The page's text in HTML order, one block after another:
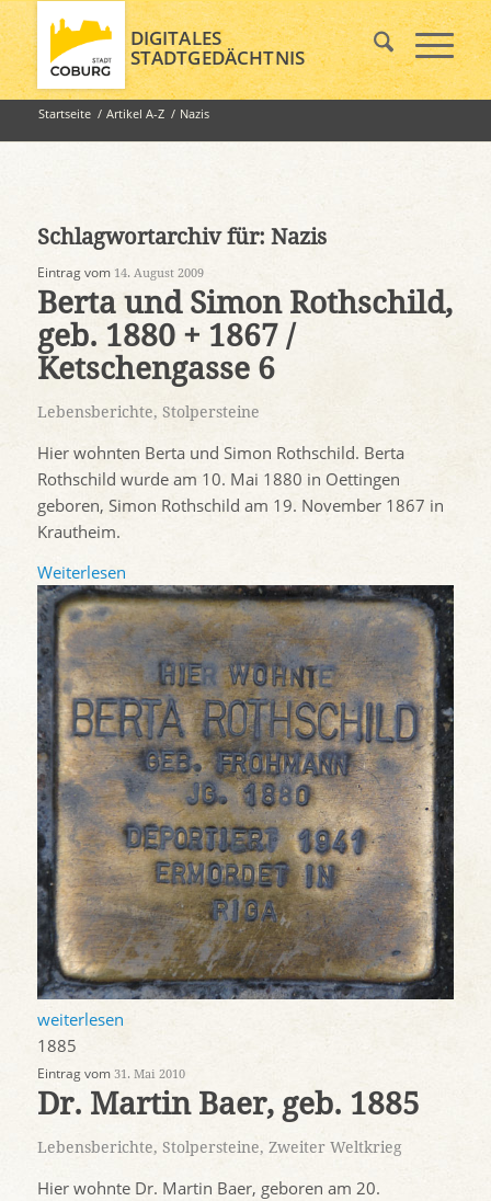
DIGITALES
STADTGEDÄCHTNIS
Startseite / Artikel A-Z / Nazis
Schlagwortarchiv für: Nazis
Eintrag vom 14. August 2009
Berta und Simon Rothschild,
geb. 1880 + 1867 /
Ketschengasse 6
Lebensberichte, Stolpersteine
Hier wohnten Berta und Simon Rothschild. Berta
Rothschild wurde am 10. Mai 1880 in Oettingen
geboren, Simon Rothschild am 19. November 1867 in
Krautheim.
Weiterlesen
weiterlesen
1885
Eintrag vom 31. Mai 2010
Dr. Martin Baer, geb. 1885
Lebensberichte, Stolpersteine, Zweiter Weltkrieg
Hier wohnte Dr. Martin Baer, geboren am 20.